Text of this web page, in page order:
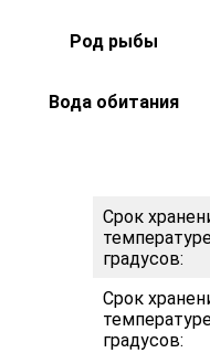
Род рыбы
Вода обитания
Срок
градусов:
Срок
градусов: